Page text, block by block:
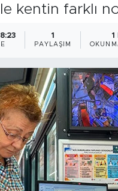
kentin farklı
1
PAYLAŞIM
1